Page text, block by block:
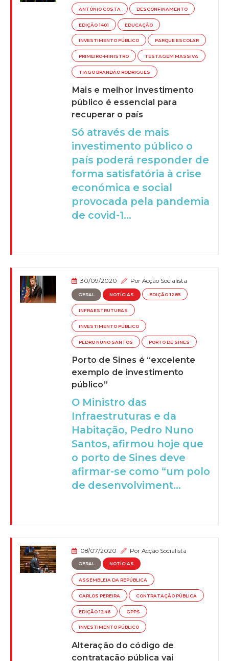
ANTÓNIO COSTA DESCONFINAMENTO
EDIÇÃO 1401 EDUCAÇÃO
INVESTIMENTO PÚBLICO PARQUE ESCOLAR
PRIMEIRO-MINISTRO TESTAGEM MASSIVA
TIAGO BRANDÃO RODRIGUES
Mais e melhor investimento
público é essencial para
recuperar o país
Só através de mais
investimento público o
país poderá responder de
forma satisfatória à crise
económica e social
provocada pela pandemia
de covid-1...
30/09/2020 PorAcção Socialista
GERAL NOTÍCIAS EDIÇÃO 1285
INFRAESTRUTURAS
INVESTIMENTO PÚBLICO
PEDRO NUNO SANTOS PORTO DE SINES
Porto de Sines é “excelente
exemplo de investimento
público”
O Ministro das
Infraestruturas e da
Habitação, Pedro Nuno
Santos, afirmou hoje que
o porto de Sines deve
afirmar-se como “um polo
de desenvolviment...
08/07/2020 PorAcção Socialista
GERAL NOTÍCIAS
ASSEMBLEIA DA REPÚBLICA
CARLOS PEREIRA CONTRATAÇÃO PÚBLICA
EDIÇÃO 1246 GPPS
INVESTIMENTO PÚBLICO
Alteração do código de
contratação pública vai